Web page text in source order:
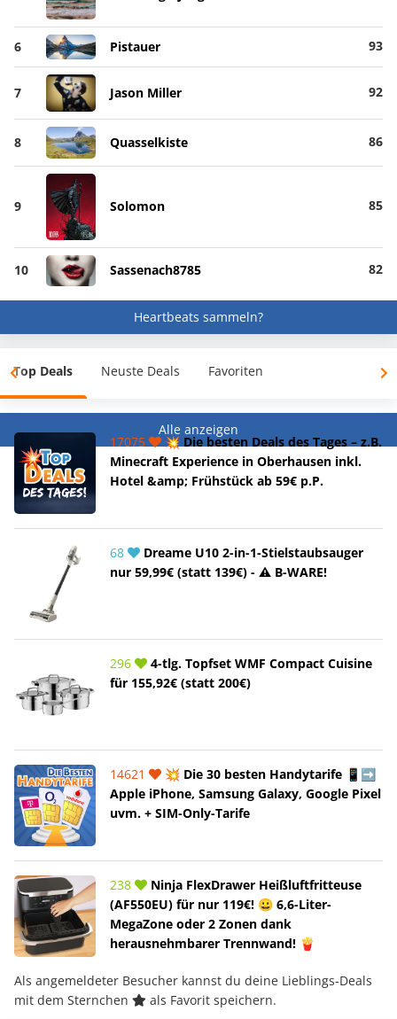
6 Pistauer 93
7 Jason Miller 92
8 Quasselkiste 86
9 Solomon 85
10 Sassenach8785 82
Heartbeats sammeln?
Top Deals Neuste Deals Favoriten
Alle anzeigen
17075
💥 Die besten Deals des Tages – z.B.
Minecraft Experience in Oberhausen inkl.
Hotel &amp; Frühstück ab 59€ p.P.
68
Dreame U10 2-in-1-Stielstaubsauger
nur 59,99€ (statt 139€) - ⚠️ B-WARE!
296
4-tlg. Topfset WMF Compact Cuisine
für 155,92€ (statt 200€)
14621
💥 Die 30 besten Handytarife 📱➡️
Apple iPhone, Samsung Galaxy, Google Pixel
uvm. + SIM-Only-Tarife
238
Ninja FlexDrawer Heißluftfritteuse
(AF550EU) für nur 119€! 😀 6,6-Liter-
MegaZone oder 2 Zonen dank
herausnehmbarer Trennwand! 🍟
Als angemeldeter Besucher kannst du deine Lieblings-Deals
mit dem Sternchen
als Favorit speichern.